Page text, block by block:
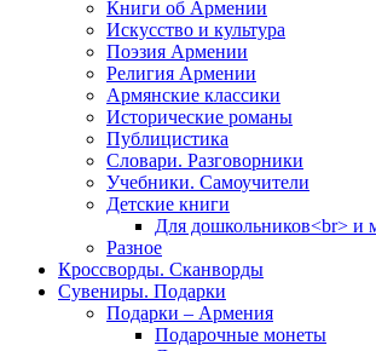
Книги об Армении
Иcкусство и культура
Поэзия Армении
Религия Армении
Армянские классики
Исторические романы
Публицистика
Словари. Разговорники
Учебники. Самоучители
Детские книги
Для дошкольников<br> и
Разное
Кроссворды. Сканворды
Сувениры. Подарки
Подарки – Армения
Подарочные монеты